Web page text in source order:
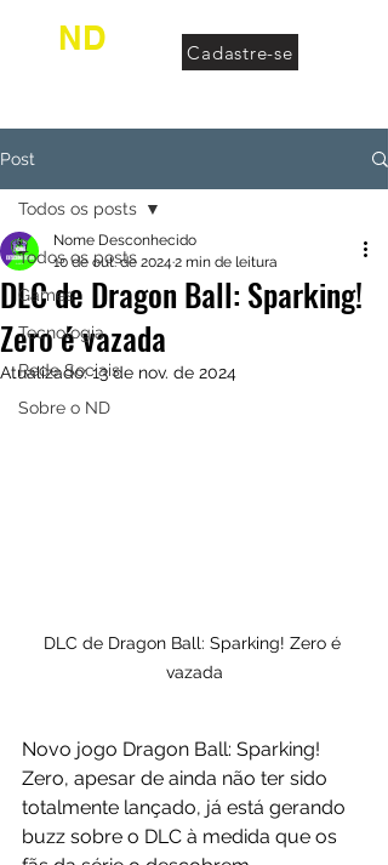
ND Cadastre-se
Post
Todos os posts
Games
Tecnologia
Rede Sociais
Sobre o ND
Todos os posts
DLC de Dragon Ball: Sparking!
Zero é vazada
Nome Desconhecido
10 de out. de 2024 2 min de leitura
Atualizado:13 de nov. de 2024
DLC de Dragon Ball: Sparking! Zero é
vazada
Novo jogo Dragon Ball: Sparking!
Zero, apesar de ainda não ter sido
totalmente lançado, já está gerando
buzz sobre o DLC à medida que os